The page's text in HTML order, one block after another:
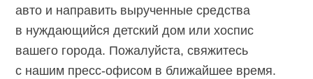
авто и направить вырученные средства
в нуждающийся детский дом или хоспис
вашего города. Пожалуйста, свяжитесь
с нашим пресс-офисом в ближайшее время.